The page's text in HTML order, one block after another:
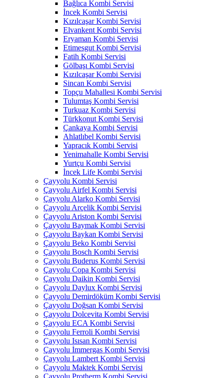
Bağlıca Kombi Servisi
İncek Kombi Servisi
Kızılcaşar Kombi Servisi
Elvankent Kombi Servisi
Eryaman Kombi Servisi
Etimesgut Kombi Servisi
Fatih Kombi Servisi
Gölbaşı Kombi Servisi
Kızılcaşar Kombi Servisi
Sincan Kombi Servisi
Topçu Mahallesi Kombi Servisi
Tulumtaş Kombi Servisi
Turkuaz Kombi Servisi
Türkkonut Kombi Servisi
Çankaya Kombi Servisi
Ahlatlıbel Kombi Servisi
Yapracık Kombi Servisi
Yenimahalle Kombi Servisi
Yurtçu Kombi Servisi
İncek Life Kombi Servisi
Çayyolu Kombi Servisi
Çayyolu Airfel Kombi Servisi
Çayyolu Alarko Kombi Servisi
Çayyolu Arçelik Kombi Servisi
Çayyolu Ariston Kombi Servisi
Çayyolu Baymak Kombi Servisi
Çayyolu Baykan Kombi Servisi
Çayyolu Beko Kombi Servisi
Çayyolu Bosch Kombi Servisi
Çayyolu Buderus Kombi Servisi
Çayyolu Copa Kombi Servisi
Çayyolu Daikin Kombi Servisi
Çayyolu Daylux Kombi Servisi
Çayyolu Demirdöküm Kombi Servisi
Çayyolu Doğsan Kombi Servisi
Çayyolu Dolcevita Kombi Servisi
Çayyolu ECA Kombi Servisi
Çayyolu Ferroli Kombi Servisi
Çayyolu Isısan Kombi Servisi
Çayyolu İmmergas Kombi Servisi
Çayyolu Lambert Kombi Servisi
Çayyolu Maktek Kombi Servisi